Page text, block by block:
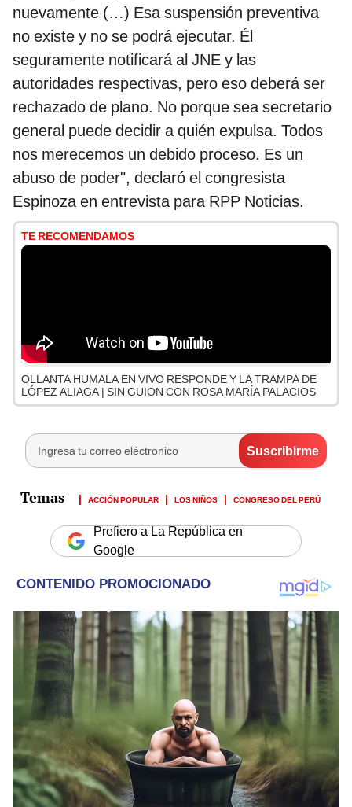
nuevamente (…) Esa suspensión preventiva
no existe y no se podrá ejecutar. Él
seguramente notificará al JNE y las
autoridades respectivas, pero eso deberá ser
rechazado de plano. No porque sea secretario
general puede decidir a quién expulsa. Todos
nos merecemos un debido proceso. Es un
abuso de poder", declaró el congresista
Espinoza en entrevista para RPP Noticias.
TE RECOMENDAMOS
OLLANTA HUMALA EN VIVO RESPONDE Y LA TRAMPA DE
LÓPEZ ALIAGA | SIN GUION CON ROSA MARÍA PALACIOS
ACCIÓN POPULAR LOS NIÑOS CONGRESO DEL PERÚ
Prefiero a La República en
Google